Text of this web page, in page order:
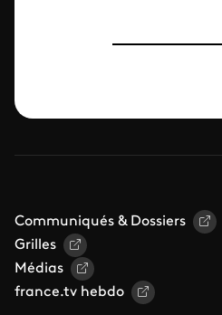
Communiqués & Dossiers
Grilles
Médias
france.tv hebdo